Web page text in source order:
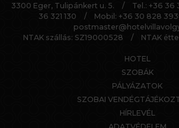
3300 Eger, Tulipánkert u. 5. / Tel.: +36 36
36 321 130
/ Mobil: +36 30 828
NTAK szállás: SZ19000528
/ NTAK
HOTEL
SZOBÁK
PÁLYÁZATOK
SZOBAI
HÍRLEVÉL